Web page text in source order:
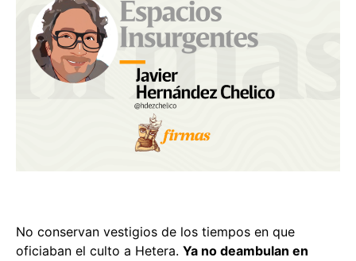
No conservan vestigios de los tiempos en que
oficiaban el culto a Hetera. Ya no deambulan en